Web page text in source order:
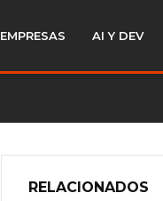
EMPRESAS AI Y DEV
RELACIONADOS